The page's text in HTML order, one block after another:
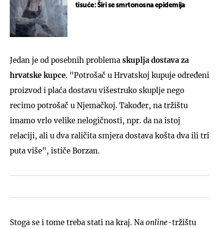
tisuće: Širi se smrtonosna epidemija
Jedan je od posebnih problema skuplja dostava za
hrvatske kupce. "Potrošač u Hrvatskoj kupuje određeni
proizvod i plaća dostavu višestruko skuplje nego
recimo potrošač u Njemačkoj. Također, na tržištu
imamo vrlo velike nelogičnosti, npr. da na istoj
relaciji, ali u dva raličita smjera dostava košta dva ili tri
puta više", ističe Borzan.
Stoga se i tome treba stati na kraj. Na online-tržištu